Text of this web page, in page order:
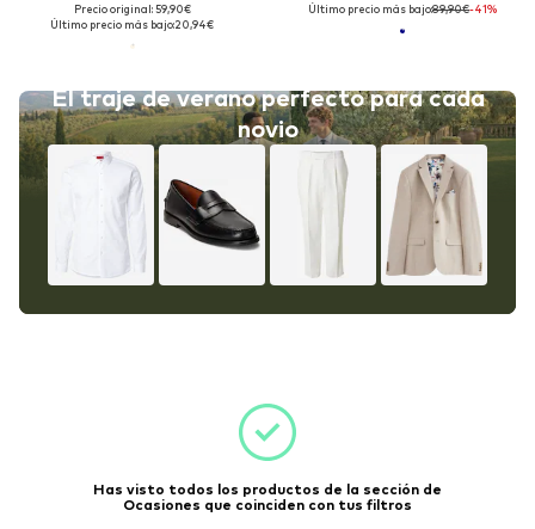
Precio original: 59,90€
Último precio más bajo:20,94€
El traje de verano perfecto para cada
novio
Último precio más bajo:89,90€-41%
Has visto todos los productos de la sección de
Ocasiones que coinciden con tus filtros